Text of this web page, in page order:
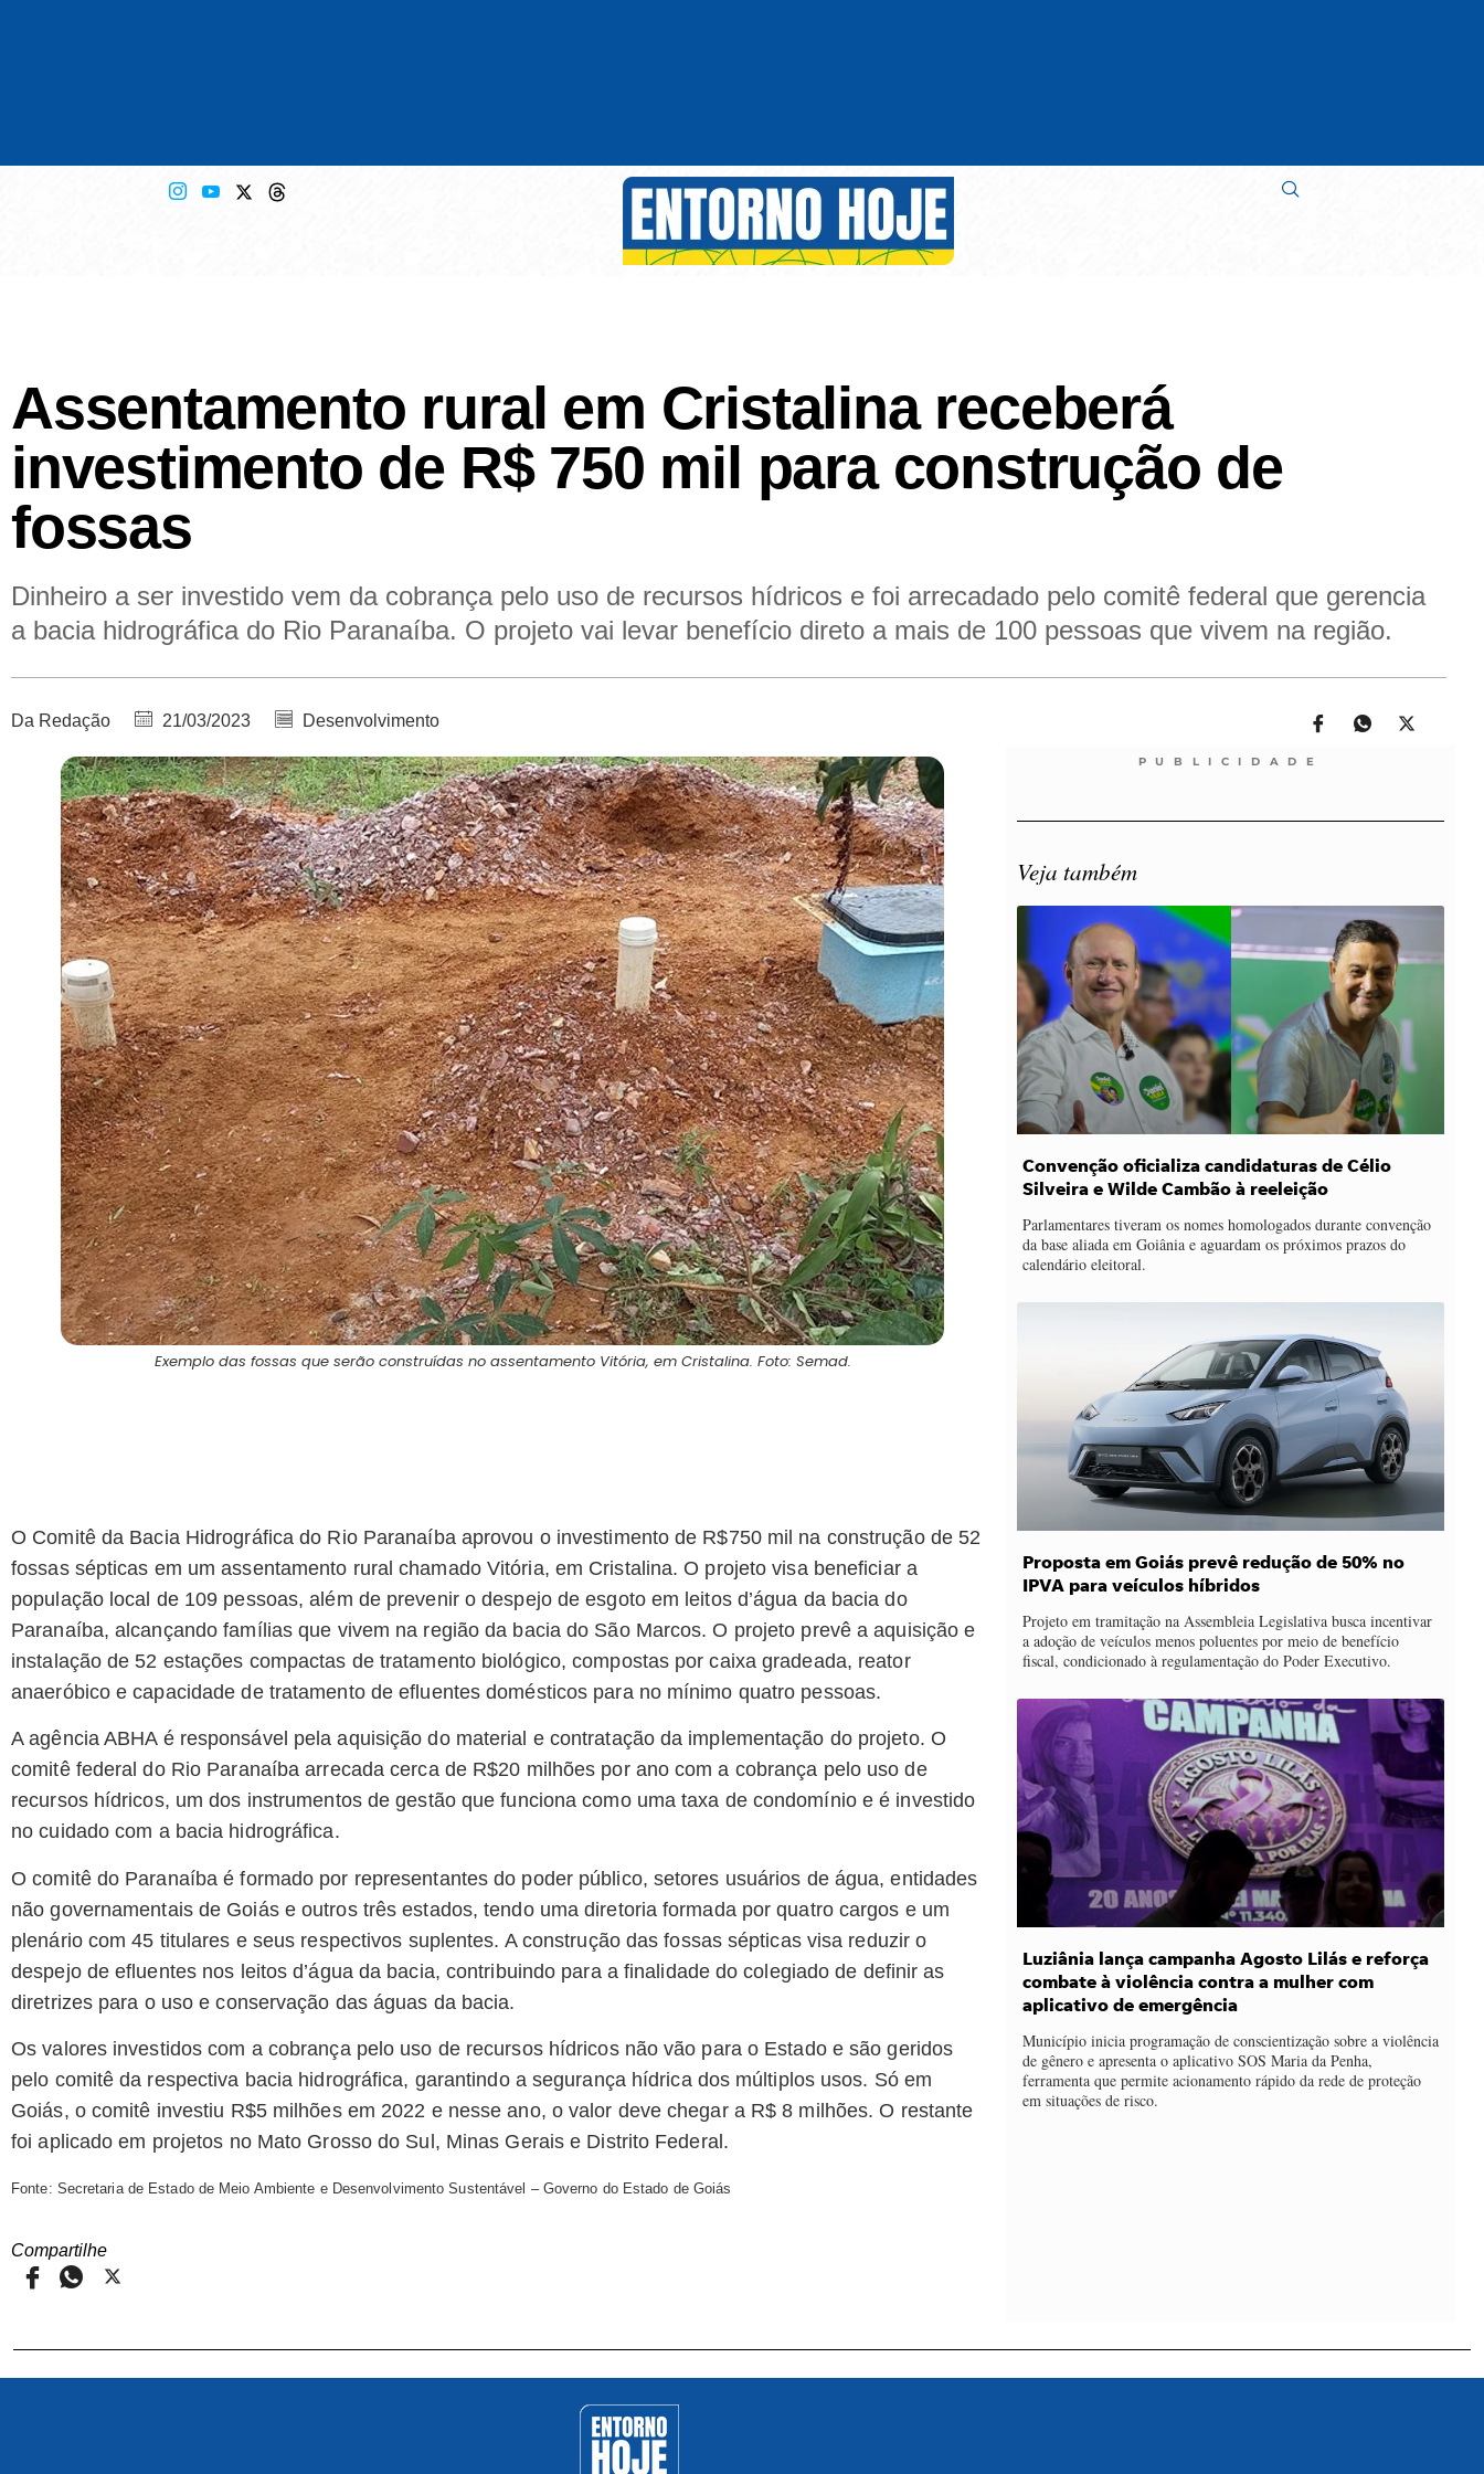
Assentamento rural em Cristalina receberá
investimento de R$ 750 mil para construção de
fossas
Dinheiro a ser investido vem da cobrança pelo uso de recursos hídricos e foi arrecadado pelo comitê federal que gerencia
a bacia hidrográfica do Rio Paranaíba. O projeto vai levar benefício direto a mais de 100 pessoas que vivem na região.
Da Redação 21/03/2023 Desenvolvimento
Exemplo das fossas que serão construídas no assentamento Vitória, em Cristalina. Foto: Semad.
O Comitê da Bacia Hidrográfica do Rio Paranaíba aprovou o investimento de R$750 mil na construção de 52
fossas sépticas em um assentamento rural chamado Vitória, em Cristalina. O projeto visa beneficiar a
população local de 109 pessoas, além de prevenir o despejo de esgoto em leitos d’água da bacia do
Paranaíba, alcançando famílias que vivem na região da bacia do São Marcos. O projeto prevê a aquisição e
instalação de 52 estações compactas de tratamento biológico, compostas por caixa gradeada, reator
anaeróbico e capacidade de tratamento de efluentes domésticos para no mínimo quatro pessoas.
A agência ABHA é responsável pela aquisição do material e contratação da implementação do projeto. O
comitê federal do Rio Paranaíba arrecada cerca de R$20 milhões por ano com a cobrança pelo uso de
recursos hídricos, um dos instrumentos de gestão que funciona como uma taxa de condomínio e é investido
no cuidado com a bacia hidrográfica.
O comitê do Paranaíba é formado por representantes do poder público, setores usuários de água, entidades
não governamentais de Goiás e outros três estados, tendo uma diretoria formada por quatro cargos e um
plenário com 45 titulares e seus respectivos suplentes. A construção das fossas sépticas visa reduzir o
despejo de efluentes nos leitos d’água da bacia, contribuindo para a finalidade do colegiado de definir as
diretrizes para o uso e conservação das águas da bacia.
Os valores investidos com a cobrança pelo uso de recursos hídricos não vão para o Estado e são geridos
pelo comitê da respectiva bacia hidrográfica, garantindo a segurança hídrica dos múltiplos usos. Só em
Goiás, o comitê investiu R$5 milhões em 2022 e nesse ano, o valor deve chegar a R$ 8 milhões. O restante
foi aplicado em projetos no Mato Grosso do Sul, Minas Gerais e Distrito Federal.
Fonte: Secretaria de Estado de Meio Ambiente e Desenvolvimento Sustentável – Governo do Estado de Goiás
Compartilhe
PUBLICIDADE
Veja também
Convenção oficializa candidaturas de Célio
Silveira e Wilde Cambão à reeleição
Parlamentares tiveram os nomes homologados durante convenção
da base aliada em Goiânia e aguardam os próximos prazos do
calendário eleitoral.
Proposta em Goiás prevê redução de 50% no
IPVA para veículos híbridos
Projeto em tramitação na Assembleia Legislativa busca incentivar
a adoção de veículos menos poluentes por meio de benefício
fiscal, condicionado à regulamentação do Poder Executivo.
Luziânia lança campanha Agosto Lilás e reforça
combate à violência contra a mulher com
aplicativo de emergência
Município inicia programação de conscientização sobre a violência
de gênero e apresenta o aplicativo SOS Maria da Penha,
ferramenta que permite acionamento rápido da rede de proteção
em situações de risco.